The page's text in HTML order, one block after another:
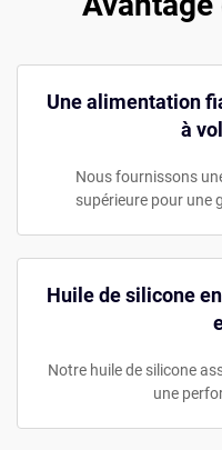
Une alimentation
à
Nous fournissons
supérieure pour une
Huile de silicone
Notre huile de silicone
une